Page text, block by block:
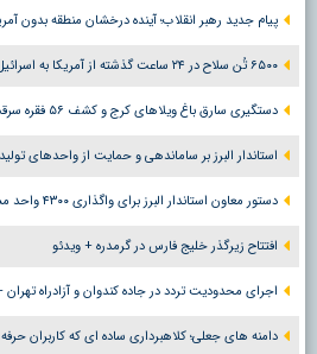
پیام جدید رهبر انقلاب؛ آینده درخشان منطقه بدون
۶۵۰۰ تُن سلاح در ۲۴ ساعت گذشته از آمریکا به اسرائیل ارسال شد
دستگیری سارق باغ ویلاهای کرج و کشف ۵۶ فقره سرقت
استاندار البرز بر ساماندهی و حمایت از واحدهای
دستور معاون استاندار البرز برای واگذاری ۴۳۰۰ واحد مسکونی در اشتهارد
افتتاح زیرگذر خلیج فارس در گرمدره + ویدئو
اجرای محدودیت تردد در جاده کندوان و آزادراه تهران – شمال ؛
دامنه های جعلی؛ کلاهبرداری ساده ای که کاربران